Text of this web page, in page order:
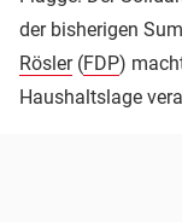
der bisherigen
Rösler(FDP)
Haushaltslage